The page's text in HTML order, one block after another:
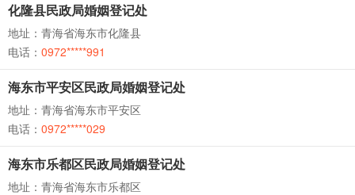
化隆县民政局婚姻登记处
地址：青海省海东市化隆县
电话： 0972*****991
海东市平安区民政局婚姻登记处
地址：青海省海东市平安区
电话： 0972*****029
海东市乐都区民政局婚姻登记处
地址：青海省海东市乐都区